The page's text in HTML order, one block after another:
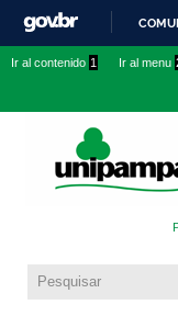
Ir al contenido 1 Ir al menu